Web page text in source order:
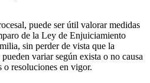
puede ser útil valorar medidas
de la Ley de Enjuiciamiento
sin perder de vista que la
variar según exista o no causa
o resoluciones en vigor.